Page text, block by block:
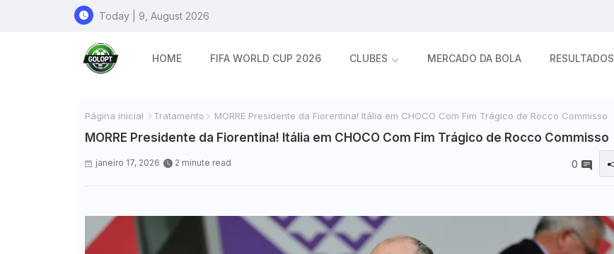
Today | 9, August 2026
HOME FIFA WORLD CUP 2026 CLUBES MERCADO DA BOLA RESULTADOS
Página inicial Tratamento MORRE Presidente da Fiorentina! Itália em CHOCO Com Fim Trágico de Rocco Commisso
MORRE Presidente da Fiorentina! Itália em CHOCO Com Fim Trágico de Rocco Commisso
janeiro 17, 2026 2 minute read 0